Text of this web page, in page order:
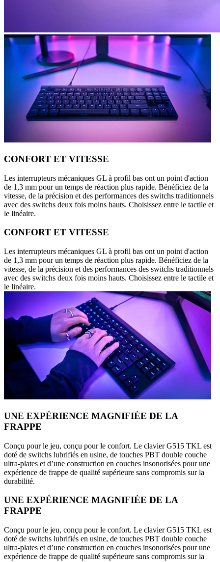
CONFORT ET VITESSE
Les interrupteurs mécaniques GL à profil bas ont un point d'action
de 1,3 mm pour un temps de réaction plus rapide. Bénéficiez de la
vitesse, de la précision et des performances des switchs traditionnels
avec des switchs deux fois moins hauts. Choisissez entre le tactile et
le linéaire.
CONFORT ET VITESSE
Les interrupteurs mécaniques GL à profil bas ont un point d'action
de 1,3 mm pour un temps de réaction plus rapide. Bénéficiez de la
vitesse, de la précision et des performances des switchs traditionnels
avec des switchs deux fois moins hauts. Choisissez entre le tactile et
le linéaire.
UNE EXPÉRIENCE MAGNIFIÉE DE LA
FRAPPE
Conçu pour le jeu, conçu pour le confort. Le clavier G515 TKL est
doté de switchs lubrifiés en usine, de touches PBT double couche
ultra-plates et d’une construction en couches insonorisées pour une
expérience de frappe de qualité supérieure sans compromis sur la
durabilité.
UNE EXPÉRIENCE MAGNIFIÉE DE LA
FRAPPE
Conçu pour le jeu, conçu pour le confort. Le clavier G515 TKL est
doté de switchs lubrifiés en usine, de touches PBT double couche
ultra-plates et d’une construction en couches insonorisées pour une
expérience de frappe de qualité supérieure sans compromis sur la